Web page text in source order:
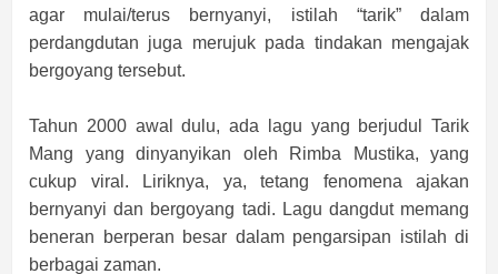
agar mulai/terus bernyanyi, istilah “tarik” dalam
perdangdutan juga merujuk pada tindakan mengajak
bergoyang tersebut.
Tahun 2000 awal dulu, ada lagu yang berjudul Tarik
Mang yang dinyanyikan oleh Rimba Mustika, yang
cukup viral. Liriknya, ya, tetang fenomena ajakan
bernyanyi dan bergoyang tadi. Lagu dangdut memang
beneran berperan besar dalam pengarsipan istilah di
berbagai zaman.